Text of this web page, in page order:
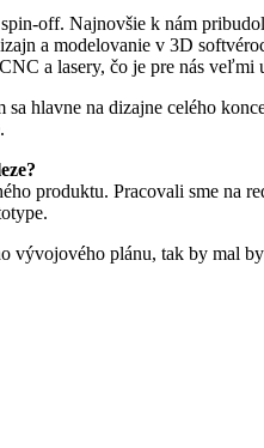
off. Najnovšie k nám
a modelovanie v 3D
a lasery, čo je pre nás veľmi
hlavne na dizajne celého
produktu. Pracovali sme na
vývojového plánu, tak by mal